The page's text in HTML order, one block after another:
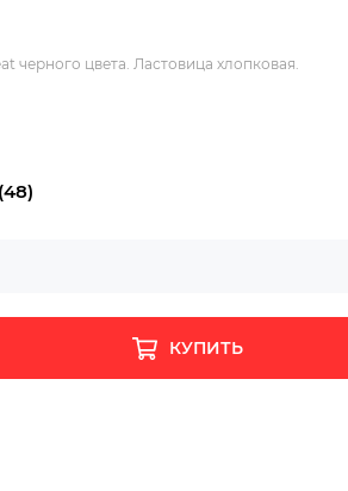
черного цвета. Ластовица хлопковая.
КУПИТЬ